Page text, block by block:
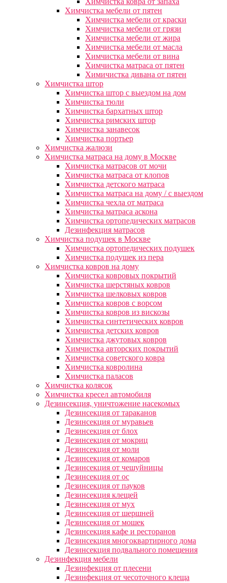
Химчистка мебели от пятен
Химчистка мебели от краски
Химчистка мебели от грязи
Химчистка мебели от жира
Химчистка мебели от масла
Химчистка мебели от вина
Химчистка матраса от пятен
Химичистка дивана от пятен
Химчистка штор
Химчистка штор с выездом на дом
Химчистка тюли
Химчистка бархатных штор
Химчистка римских штор
Химчистка занавесок
Химчистка портьер
Химчистка жалюзи
Химчистка матраса на дому в Москве
Химчистка матрасов от мочи
Химчистка матраса от клопов
Химчистка детского матраса
Химчистка матраса на дому / с выездом
Химчистка чехла от матраса
Химчистка матраса аскона
Химчистка ортопедических матрасов
Дезинфекция матрасов
Химчистка подушек в Москве
Химчистка ортопедических подушек
Химчистка подушек из пера
Химчистка ковров на дому
Химчистка ковровых покрытий
Химчистка шерстяных ковров
Химчистка шелковых ковров
Химчистка ковров с ворсом
Химчистка ковров из вискозы
Химчистка синтетических ковров
Химчистка детских ковров
Химчистка джутовых ковров
Химчистка авторских покрытий
Химчистка советского ковра
Химчистка ковролина
Химчистка паласов
Химчистка колясок
Химчистка кресел автомобиля
Дезинсекция, уничтожение насекомых
Дезинсекция от тараканов
Дезинсекция от муравьев
Дезинсекция от блох
Дезинсекция от мокриц
Дезинсекция от моли
Дезинсекция от комаров
Дезинсекция от чешуйницы
Дезинсекция от ос
Дезинсекция от пауков
Дезинсекция клещей
Дезинсекция от мух
Дезинсекция от шершней
Дезинсекция от мошек
Дезинсекция кафе и ресторанов
Дезинсекция многоквартирного дома
Дезинсекция подвального помещения
Дезинфекция мебели
Дезинфекция от плесени
Дезинфекция от чесоточного клеща